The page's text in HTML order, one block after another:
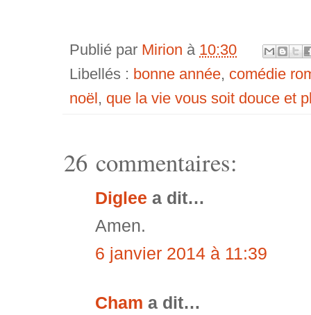
Publié par Mirion à 10:30
Libellés : bonne année, comédie
noël, que la vie vous soit douce et
26 commentaires:
Diglee a dit…
Amen.
6 janvier 2014 à 11:39
Cham a dit…